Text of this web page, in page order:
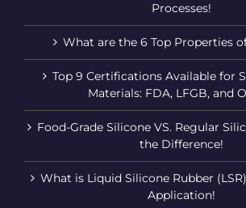
Processes!
What are the 6 Top Properties
Top 9 Certifications Available for
Materials: FDA, LFGB, and
Food-Grade Silicone VS. Regular
the Difference!
What is Liquid Silicone Rubber
Application!